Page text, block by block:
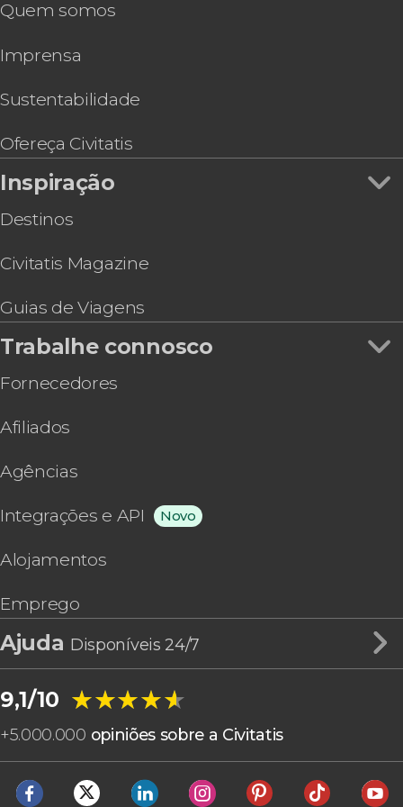
Passeio de buggy + snorkel em Cozumel
Tour de quadriciclo por Cozumel
Aluguel de jet ski em Cozumel
de um clube de praia de Cozumel
Curso de surfe em Cozumel
Quem somos
Imprensa
Sustentabilidade
Ofereça Civitatis
Inspiração
Destinos
Civitatis Magazine
Guias de Viagens
Trabalhe connosco
Fornecedores
Afiliados
Agências
Integrações e API Novo
Alojamentos
Emprego
Ajuda Disponíveis 24/7
9,1/10 ★★★★★
★★★★★
+5.000.000 opiniões sobre a Civitatis